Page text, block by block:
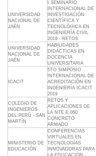
UNIVERSIDAD
NACIONAL DE
JAÉN
I SEMINARIO
INTERNACIONAL DE
INVESTIGACIÓN
CIENTÍFICA Y
TECNOLÓGICA EN
INGENIERÍA CIVIL
2019 - RETOS
UNIVERSIDAD
NACIONAL DE
JAÉN
HABILIDADES
DIDÁCTICAS EN
DOCENCIA
UNIVERSITARIA
ICACIT
5TO SIMPOSIO
INTERNACIONAL DE
ACREDITACIÓN EN
INGENIERÍA ICACIT
2019
COLEGIO DE
INGENIEROS
DEL PERÚ - SAN
MARTÍN
RETOS Y
APLICACIONES DE
LA NTE E.060
CONCRETO
ARMADO
MINISTERIO DE
EDUCACIÓN
CONFERENCIAS
VIRTUALES EN
TECNOLOGÍAS
INNOVADORAS PARA
LA EDUCACIÓN -